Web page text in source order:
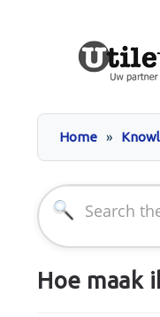
Home
Search
for:
Hoe maak